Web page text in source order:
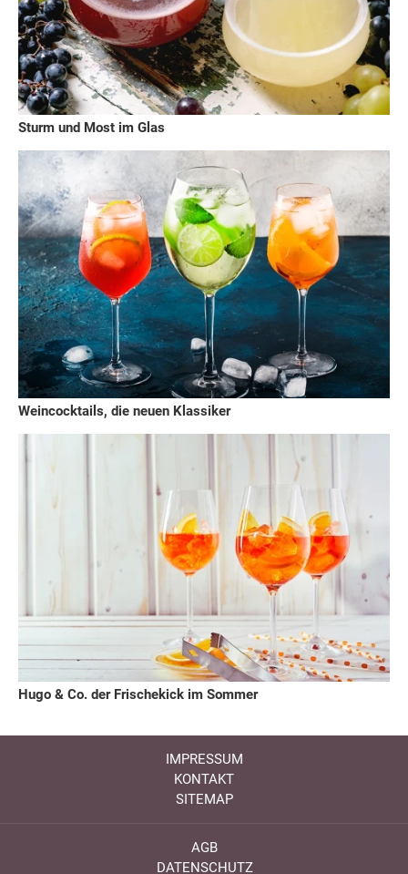
Sturm und Most im Glas
Weincocktails, die neuen Klassiker
Hugo & Co. der Frischekick im Sommer
IMPRESSUM
KONTAKT
SITEMAP
AGB
DATENSCHUTZ